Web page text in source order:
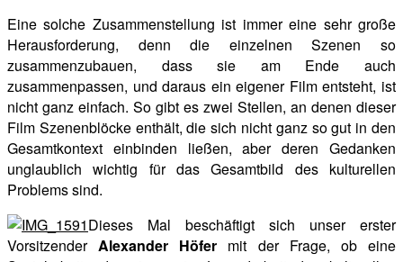
Eine solche Zusammenstellung ist immer eine sehr große
Herausforderung, denn die einzelnen Szenen so
zusammenzubauen, dass sie am Ende auch
zusammenpassen, und daraus ein eigener Film entsteht, ist
nicht ganz einfach. So gibt es zwei Stellen, an denen dieser
Film Szenenblöcke enthält, die sich nicht ganz so gut in den
Gesamtkontext einbinden ließen, aber deren Gedanken
unglaublich wichtig für das Gesamtbild des kulturellen
Problems sind.
Dieses Mal beschäftigt sich unser erster
VorsitzenderAlexander Höfer mit der Frage, ob eine